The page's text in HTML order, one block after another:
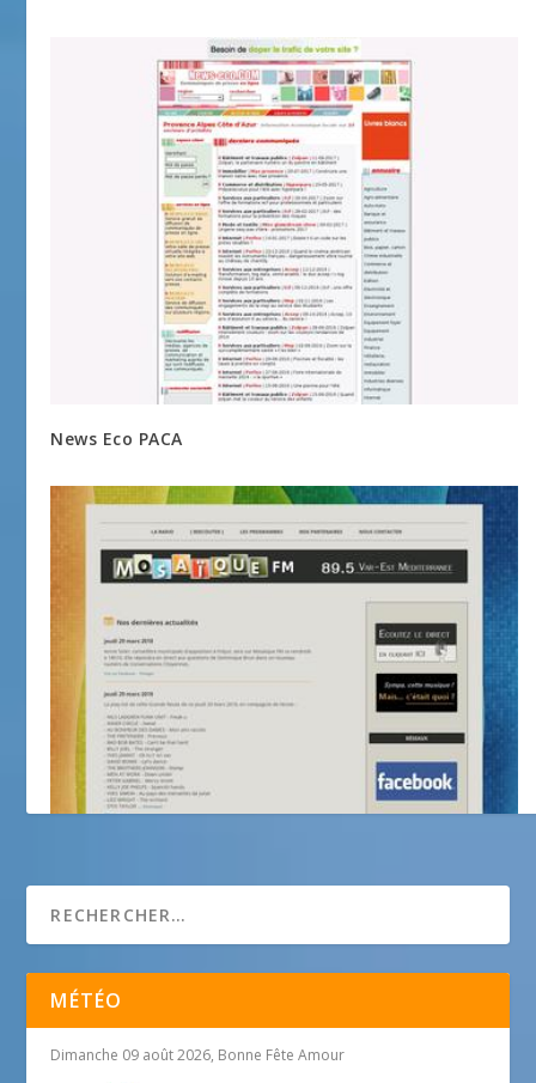
News Eco PACA
Mosaïque FM
MÉTÉO
Dimanche 09 août 2026, Bonne Fête Amour